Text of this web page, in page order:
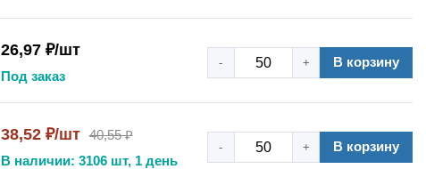
26,97 ₽/шт
Под заказ
- + В корзину
38,52 ₽/шт 40,55 ₽
В наличии: 3106 шт, 1 день
- + В корзину